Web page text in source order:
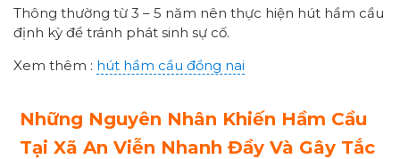
Thông thường từ 3 – 5 năm nên thực hiện hút hầm cầu
định kỳ để tránh phát sinh sự cố.
Xem thêm : hút hầm cầu đồng nai
Những Nguyên Nhân Khiến Hầm Cầu
Tại Xã An Viễn Nhanh Đầy Và Gây Tắc